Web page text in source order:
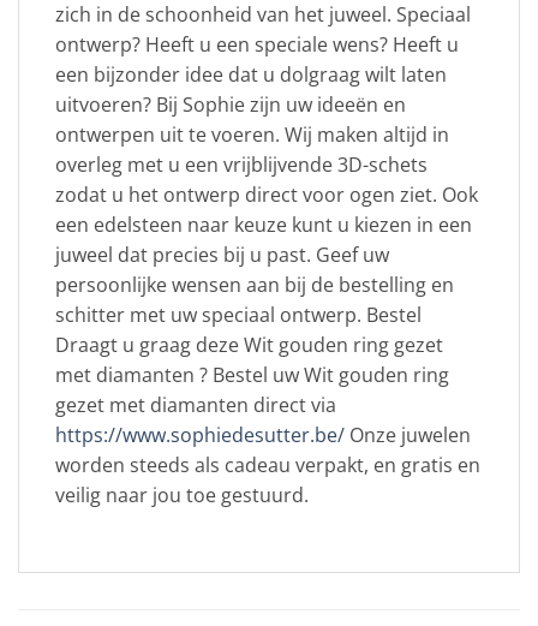
zich in de schoonheid van het juweel. Speciaal
ontwerp? Heeft u een speciale wens? Heeft u
een bijzonder idee dat u dolgraag wilt laten
uitvoeren? Bij Sophie zijn uw ideeën en
ontwerpen uit te voeren. Wij maken altijd in
overleg met u een vrijblijvende 3D-schets
zodat u het ontwerp direct voor ogen ziet. Ook
een edelsteen naar keuze kunt u kiezen in een
juweel dat precies bij u past. Geef uw
persoonlijke wensen aan bij de bestelling en
schitter met uw speciaal ontwerp. Bestel
Draagt u graag deze Wit gouden ring gezet
met diamanten ? Bestel uw Wit gouden ring
gezet met diamanten direct via
https://www.sophiedesutter.be/ Onze juwelen
worden steeds als cadeau verpakt, en gratis en
veilig naar jou toe gestuurd.